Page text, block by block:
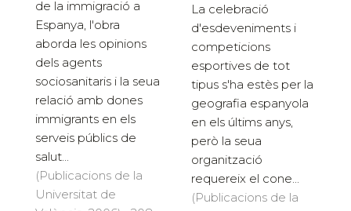
de la immigració a
Espanya, l'obra
aborda les opinions
dels agents
sociosanitaris i la seua
relació amb dones
immigrants en els
serveis públics de
salut...
(Publicacions de la
Universitat de
La celebració
d'esdeveniments i
competicions
esportives de tot
tipus s'ha estès per la
geografia espanyola
en els últims anys,
però la seua
organització
requereix el cone...
(Publicacions de la